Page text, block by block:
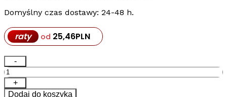
095,19 zł.
Domyślny czas dostawy: 24-48 h.
raty od 25,46PLN
ilość
Zestaw
ogrzewania
podłogowego
-
+
Dodaj do koszyka